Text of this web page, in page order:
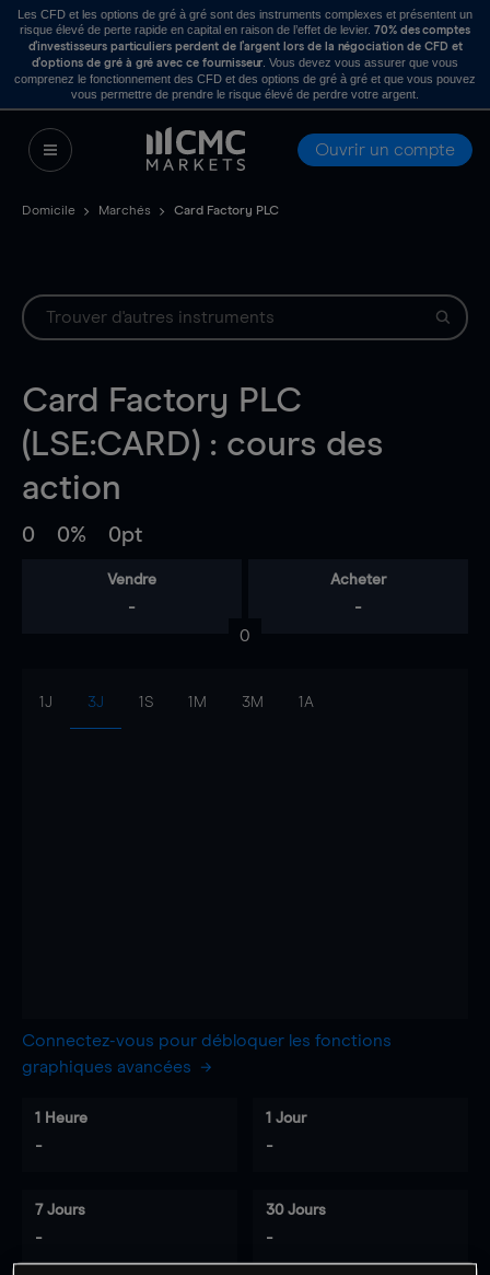
Les CFD et les options de gré à gré sont des instruments complexes et présentent un
risque élevé de perte rapide en capital en raison de l’effet de levier. 70% des comptes
d’investisseurs particuliers perdent de l’argent lors de la négociation de CFD et
d’options de gré à gré avec ce fournisseur . Vous devez vous assurer que vous
comprenez le fonctionnement des CFD et des options de gré à gré et que vous pouvez
vous permettre de prendre le risque élevé de perdre votre argent.
Ouvrir un compte
Domicile Marchés Card Factory PLC
Card Factory PLC
(LSE:CARD) : cours des
action
0 0% 0pt
Vendre
-
Acheter
-
0
1J 3J 1S 1M 3M 1A
Connectez-vous pour débloquer les fonctions
graphiques avancées
1 Heure
-
1 Jour
-
7 Jours
-
30 Jours
-